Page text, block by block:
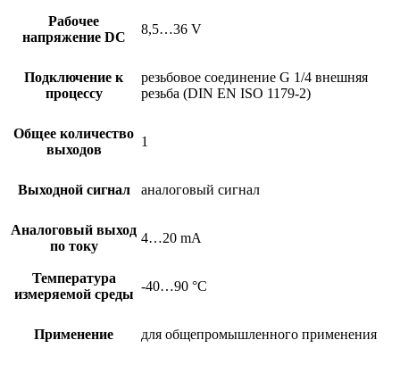
Рабочее
напряжение DC
8,5…36 V
Подключение к
процессу
резьбовое соединение G 1/4 внешняя
резьба (DIN EN ISO 1179-2)
Общее количество
выходов
1
Выходной сигнал аналоговый сигнал
Аналоговый выход
по току
4…20 mA
Температура
измеряемой среды
-40…90 °C
Применение для общепромышленного применения